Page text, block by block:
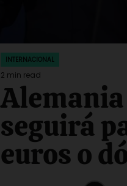
POSTED
IN
INTERNACIONAL
Estimated
read
time
2 min read
seguirá
euros o